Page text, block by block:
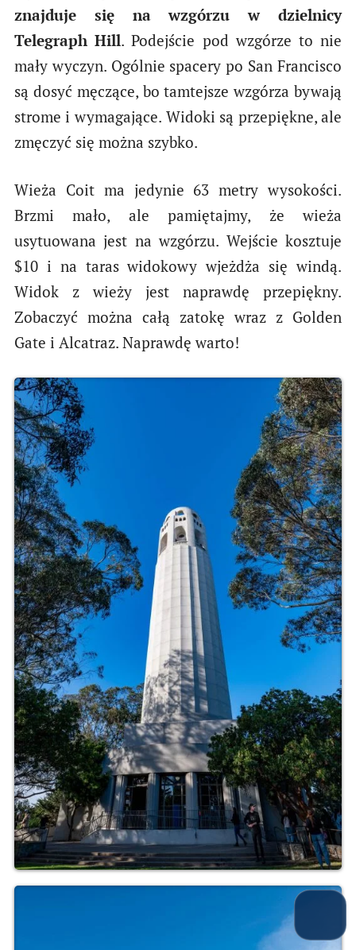
znajduje się na wzgórzu w dzielnicy
Telegraph Hill. Podejście pod wzgórze to nie
mały wyczyn. Ogólnie spacery po San Francisco
są dosyć męczące, bo tamtejsze wzgórza bywają
strome i wymagające. Widoki są przepiękne, ale
zmęczyć się można szybko.
Wieża Coit ma jedynie 63 metry wysokości.
Brzmi mało, ale pamiętajmy, że wieża
usytuowana jest na wzgórzu. Wejście kosztuje
$10 i na taras widokowy wjeżdża się windą.
Widok z wieży jest naprawdę przepiękny.
Zobaczyć można całą zatokę wraz z Golden
Gate i Alcatraz. Naprawdę warto!